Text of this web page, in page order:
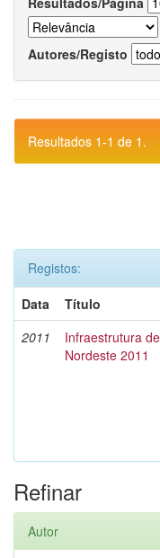
Autores/Registo
Resultados 1-1 de 1.
Registos:
Data
Título
2011
Infraestrutura
Nordeste 2011
Refinar
Autor